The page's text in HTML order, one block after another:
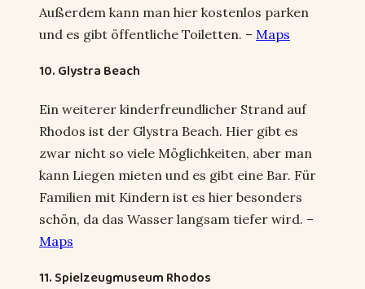
Außerdem kann man hier kostenlos parken
und es gibt öffentliche Toiletten. – Maps
10. Glystra Beach
Ein weiterer kinderfreundlicher Strand auf
Rhodos ist der Glystra Beach. Hier gibt es
zwar nicht so viele Möglichkeiten, aber man
kann Liegen mieten und es gibt eine Bar. Für
Familien mit Kindern ist es hier besonders
schön, da das Wasser langsam tiefer wird. –
Maps
11. Spielzeugmuseum Rhodos